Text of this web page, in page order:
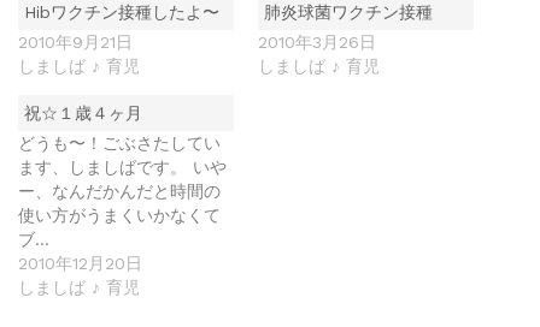
Hibワクチン接種したよ〜
2010年9月21日
しましば ♪ 育児
肺炎球菌ワクチン接種
2010年3月26日
しましば ♪ 育児
祝☆１歳４ヶ月
どうも〜！ごぶさたしてい
ます、しましばです。 いや
ー、なんだかんだと時間の
使い方がうまくいかなくて
ブ…
2010年12月20日
しましば ♪ 育児